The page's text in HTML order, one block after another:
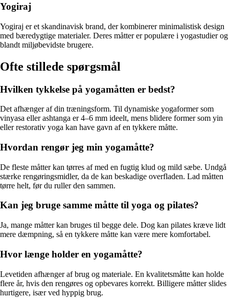
Yogiraj
Yogiraj er et skandinavisk brand, der kombinerer minimalistisk design
med bæredygtige materialer. Deres måtter er populære i yogastudier og
blandt miljøbevidste brugere.
Ofte stillede spørgsmål
Hvilken tykkelse på yogamåtten er bedst?
Det afhænger af din træningsform. Til dynamiske yogaformer som
vinyasa eller ashtanga er 4–6 mm ideelt, mens blidere former som yin
eller restorativ yoga kan have gavn af en tykkere måtte.
Hvordan rengør jeg min yogamåtte?
De fleste måtter kan tørres af med en fugtig klud og mild sæbe. Undgå
stærke rengøringsmidler, da de kan beskadige overfladen. Lad måtten
tørre helt, før du ruller den sammen.
Kan jeg bruge samme måtte til yoga og pilates?
Ja, mange måtter kan bruges til begge dele. Dog kan pilates kræve lidt
mere dæmpning, så en tykkere måtte kan være mere komfortabel.
Hvor længe holder en yogamåtte?
Levetiden afhænger af brug og materiale. En kvalitetsmåtte kan holde
flere år, hvis den rengøres og opbevares korrekt. Billigere måtter slides
hurtigere, især ved hyppig brug.